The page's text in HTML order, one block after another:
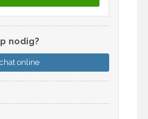
nodig?
online